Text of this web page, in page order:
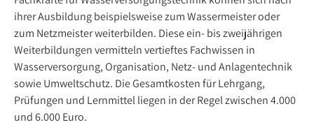
ihrer Ausbildung beispielsweise zum Wassermeister oder
zum Netzmeister weiterbilden. Diese ein- bis zweijährigen
Weiterbildungen vermitteln vertieftes Fachwissen in
Wasserversorgung, Organisation, Netz- und Anlagentechnik
sowie Umweltschutz. Die Gesamtkosten für Lehrgang,
Prüfungen und Lernmittel liegen in der Regel zwischen 4.000
und 6.000 Euro.